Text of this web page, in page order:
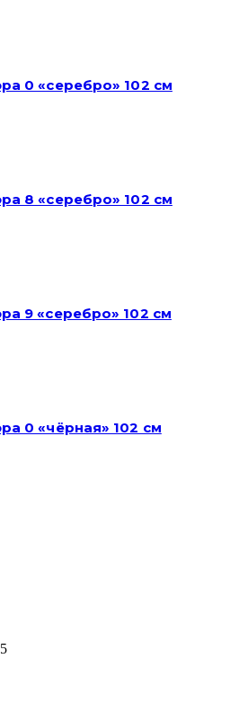
0 «серебро» 102 см
8 «серебро» 102 см
9 «серебро» 102 см
0 «чёрная» 102 см